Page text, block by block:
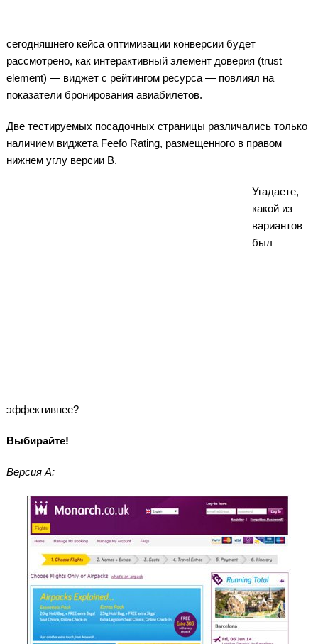
сегодняшнего кейса оптимизации конверсии будет
рассмотрено, как интерактивный элемент доверия (trust
element) — виджет с рейтингом ресурса — повлиял на
показатели бронирования авиабилетов.
Две тестируемых посадочных страницы различались только
наличием виджета Feefo Rating, размещенного в правом
нижнем углу версии В.
Угадаете,
какой из
вариантов
был
эффективнее?
Выбирайте!
Версия А: